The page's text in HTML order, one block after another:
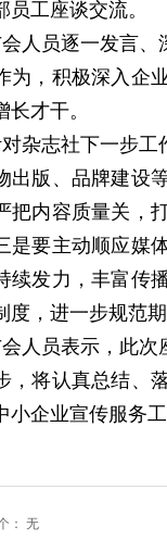
员工座谈交流。
人员逐一发言、
为，积极深入企
长才干。
杂志社下一步工
出版、品牌建设
把内容质量关，
是要主动顺应媒
续发力，丰富传
度，进一步规范
人员表示，此次
，将认真总结、
小企业宣传服务
： 无